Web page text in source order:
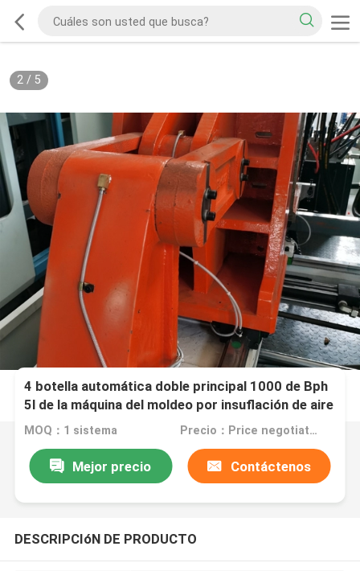
2/ 5
4 botella automática doble principal 1000 de Bph
5l de la máquina del moldeo por insuflación de aire
comprimido de la estación
MOQ：1 sistema Precio：Price negotiation.
Mejor precio Contáctenos
DESCRIPCIóN DE PRODUCTO